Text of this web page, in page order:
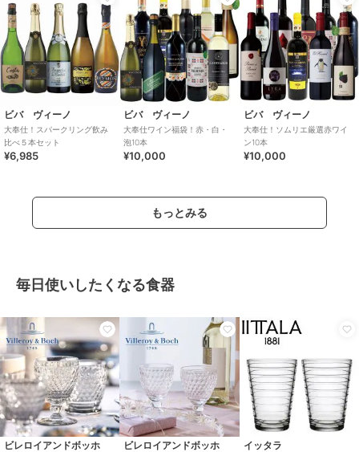
ビバ ヴィーノ
大奉仕！スパークリング飲み
比べ５本セット
¥6,985
ビバ ヴィーノ
大奉仕ワイン福袋！赤・白・
泡10本
¥10,000
ビバ ヴィーノ
大奉仕！ソムリエ厳選赤ワイ
ン10本
¥10,000
もっとみる
毎日使いしたくなる食器
ビレロイアンドボッホ ビレロイアンドボッホ イッタラ